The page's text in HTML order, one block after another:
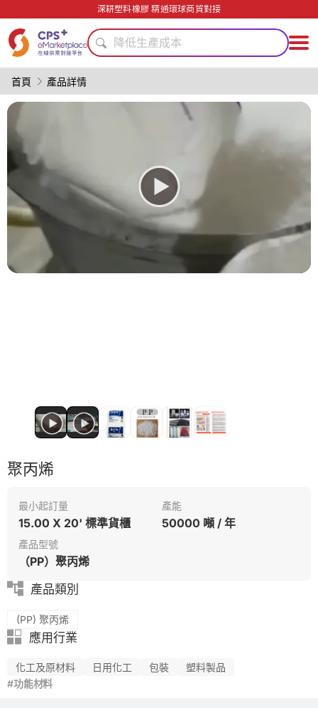
深耕塑料橡膠 精通環球商貿對接
模具
降低生產成本
PET
PP
綠色成型方案
食品級
降低生產成本
PET
輕量化
首頁 產品詳情
聚丙烯
最小起訂量
15.00 X 20' 標準貨櫃
產能
50000 噸 / 年
產品型號
（PP）聚丙烯
產品類別
(PP) 聚丙烯
應用行業
化工及原材料 日用化工 包裝
塑料製品
#功能材料